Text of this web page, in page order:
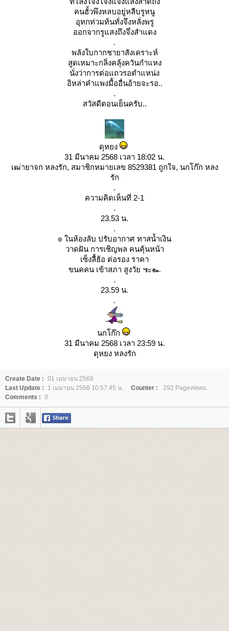
คนฮั้วพึงหลบอยู่หลืบรูหนู
อุทกท่วมท้นทั่งจึงหลั่งพรู
ออกจากรูแสงถึงจึ่งสำแดง
.
พลังใบกากชายาสังเคราะห์
สูดเหมาะกลิ่งคลุ้งควันกำแหง
นั่งว่าการต่อแถวรอตำแหน่ง
อิหล่าคำแพงมื้ออื่นอ้ายจะรอ..
.
สวัสดีตอนเย็นครับ..
ดุหยง
31 มีนาคม 2568 เวลา 18:02 น.
เฒ่ายาจก หลงรัก, สมาชิกหมายเลข 8529381 ถูกใจ, นกโก๊ก หลง
รัก
.
ความคิดเห็นที่ 2-1
.
23.53 น.
.
๏ ในห้องลับ ปรับอากาศ ทาสน้ำเงิน
วาดฝัน การเชิญพล คนคุ้นหน้า
เซ็งลื้ฮ้อ ต่อรอง ราคา
ขนคคน เข้าสภา สูงวัย ๚ะ๛
.
23.59 น.
.
นกโก๊ก
31 มีนาคม 2568 เวลา 23:59 น.
ดุหยง หลงรัก
Create Date : 01 เมษายน 2568
Last Update :
1 เมษายน 2568 10:57:45 น. Counter :
292 Pageviews.
Comments : 0